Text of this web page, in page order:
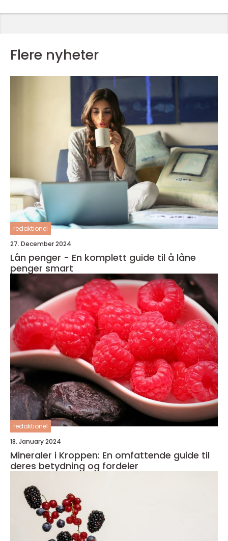
Flere nyheter
redaktionel
27. December 2024
Lån penger - En komplett guide til å låne
penger smart
redaktionel
18. January 2024
Mineraler i Kroppen: En omfattende guide til
deres betydning og fordeler